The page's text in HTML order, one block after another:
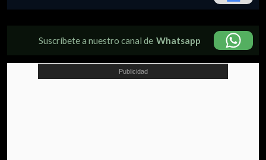
Suscríbete a nuestro canal de Whatsapp